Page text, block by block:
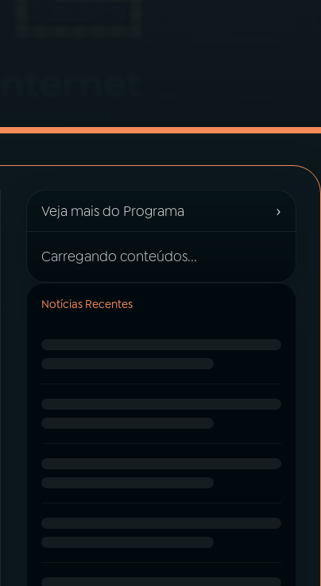
Veja mais do Programa ›
Carregando conteúdos...
Notícias Recentes